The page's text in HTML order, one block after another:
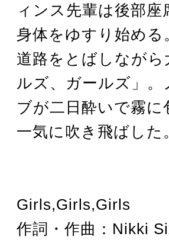
ィンス先輩は後部
身体をゆすり始め
道路をとばしなが
ルズ、ガールズ」
ブが二日酔いで霧
一気に吹き飛ばした
Girls,Girls,Girls
作詞・作曲：Nikki